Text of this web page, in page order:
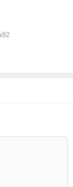
题，好节目轻松
专业音乐人士每